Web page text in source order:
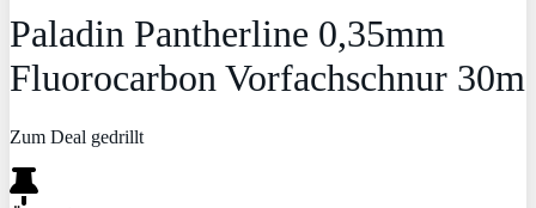
Paladin Pantherline 0,35mm
Fluorocarbon Vorfachschnur 30m
Zum Deal gedrillt